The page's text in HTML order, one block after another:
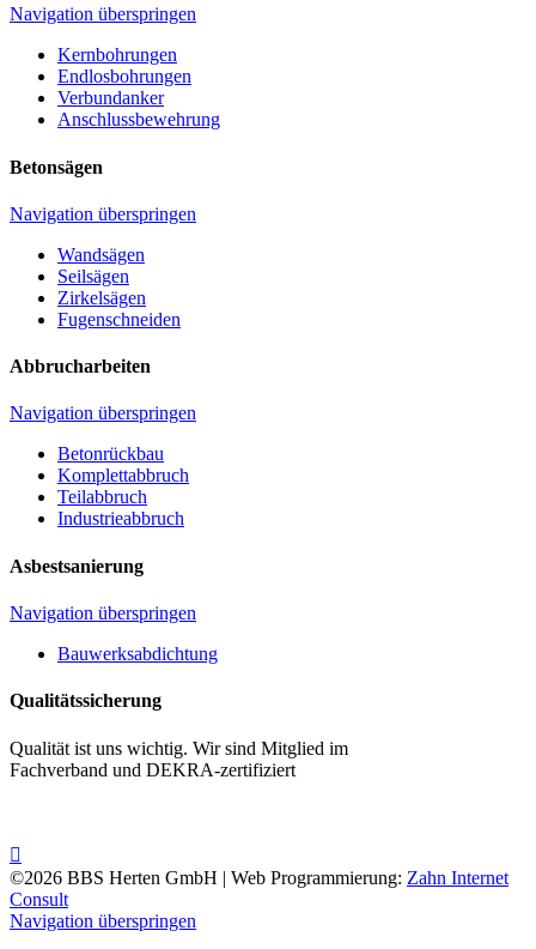
Navigation überspringen
Kernbohrungen
Endlosbohrungen
Verbundanker
Anschlussbewehrung
Betonsägen
Navigation überspringen
Wandsägen
Seilsägen
Zirkelsägen
Fugenschneiden
Abbrucharbeiten
Navigation überspringen
Betonrückbau
Komplettabbruch
Teilabbruch
Industrieabbruch
Asbestsanierung
Navigation überspringen
Bauwerksabdichtung
Qualitätssicherung
Qualität ist uns wichtig. Wir sind Mitglied im
Fachverband und DEKRA-zertifiziert
©2026 BBS Herten GmbH | Web Programmierung: Zahn Internet
Consult
Navigation überspringen